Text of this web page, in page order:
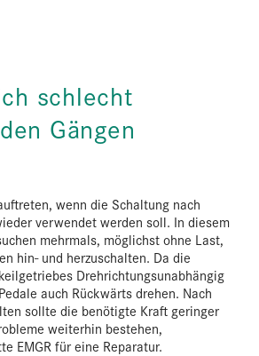
schlecht
Gängen
wenn die Schaltung nach
verwendet werden soll. In diesem
mehrmals, möglichst ohne Last,
hin- und herzuschalten. Da die
Drehrichtungsunabhängig
auch Rückwärts drehen. Nach
sollte die benötigte Kraft geringer
weiterhin bestehen,
EMGR für eine Reparatur.